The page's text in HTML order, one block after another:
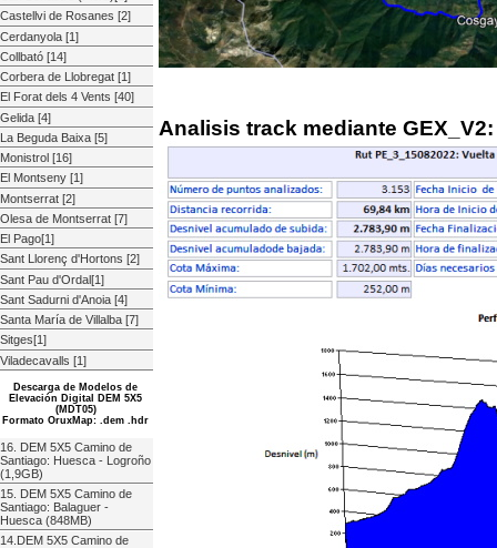
Castellvi de Rosanes [2]
Cerdanyola [1]
Collbató [14]
Corbera de Llobregat [1]
El Forat dels 4 Vents [40]
Gelida [4]
La Beguda Baixa [5]
Monistrol [16]
El Montseny [1]
Montserrat [2]
Olesa de Montserrat [7]
El Pago[1]
Sant Llorenç d'Hortons [2]
Sant Pau d'Ordal[1]
Sant Sadurni d'Anoia [4]
Santa María de Villalba [7]
Sitges[1]
Viladecavalls [1]
Descarga de Modelos de
Elevación Digital DEM 5X5
(MDT05)
Formato OruxMap: .dem .hdr
16. DEM 5X5 Camino de
Santiago: Huesca - Logroño
(1,9GB)
15. DEM 5X5 Camino de
Santiago: Balaguer -
Huesca (848MB)
14.DEM 5X5 Camino de
Analisis track mediante GEX_V2: